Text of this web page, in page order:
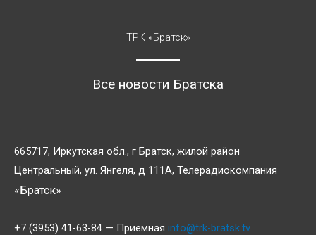
ТРК «Братск»
Все новости Братска
665717, Иркутская обл., г Братск, жилой район
Центральный, ул. Янгеля, д 111А, Телерадиокомпания
«Братск»
+7 (3953) 41-63-84 — Приемная info@trk-bratsk.tv